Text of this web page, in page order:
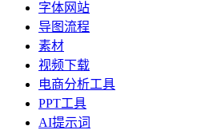
字体网站
导图流程
素材
视频下载
电商分析工具
PPT工具
AI提示词